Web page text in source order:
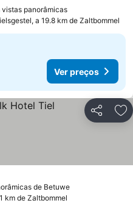
panorâmicas
a 19.8 km de Zaltbommel
Ver preços
Partilhar
de Betuwe
km de Zaltbommel